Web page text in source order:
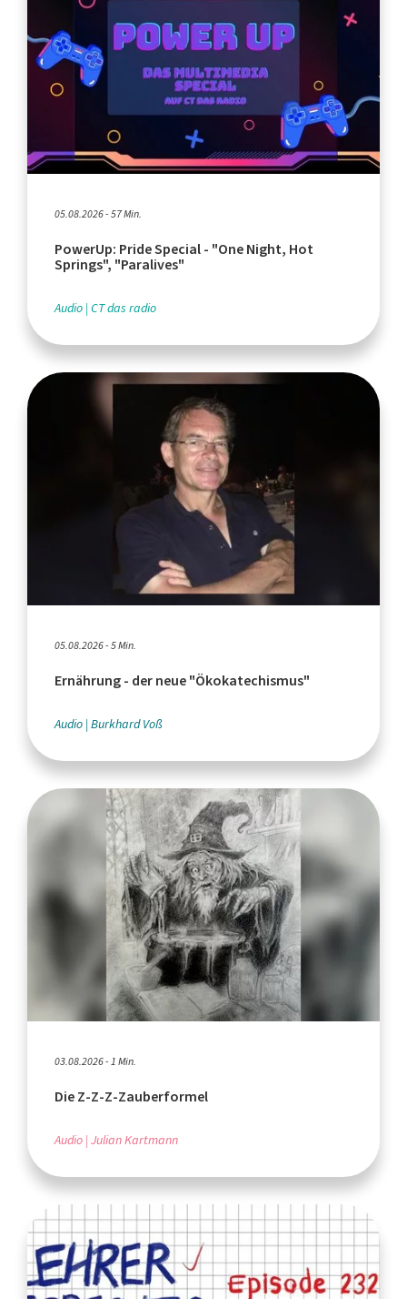
05.08.2026 - 57 Min.
PowerUp: Pride Special - "One Night, Hot
Springs", "Paralives"
Audio CT das radio
05.08.2026 - 5 Min.
Ernährung - der neue "Ökokatechismus"
Audio Burkhard Voß
03.08.2026 - 1 Min.
Die Z-Z-Z-Zauberformel
Audio Julian Kartmann